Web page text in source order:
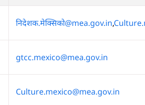
निदेशक.मेक्सिको@mea.gov.in,
gtcc.mexico@mea.gov.in
Culture.mexico@mea.gov.in